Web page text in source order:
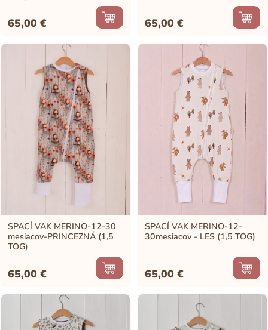
65,00€ 65,00€
SPACÍ VAK MERINO-12-30
mesiacov-PRINCEZNÁ (1,5
TOG)
65,00€
SPACÍ VAK MERINO-12-
30mesiacov - LES (1,5 TOG)
65,00€